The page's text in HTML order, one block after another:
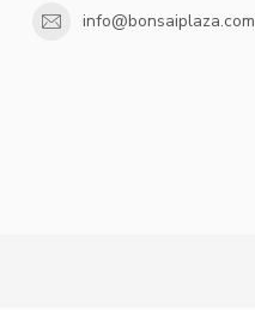
info@bonsaiplaza.com